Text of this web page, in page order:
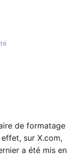
de formatage
sur X.com,
a été mis en